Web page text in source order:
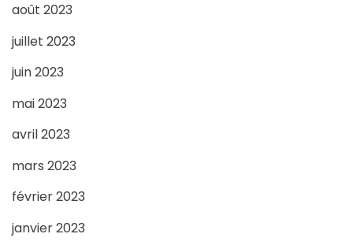
août 2023
juillet 2023
juin 2023
mai 2023
avril 2023
mars 2023
février 2023
janvier 2023